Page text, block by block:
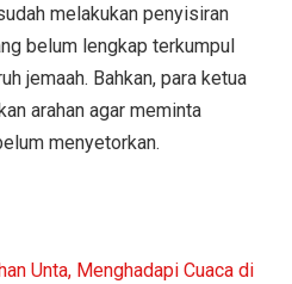
melakukan penyisiran
belum lengkap terkumpul
jemaah. Bahkan, para ketua
arahan agar meminta
menyetorkan.
Unta, Menghadapi Cuaca di